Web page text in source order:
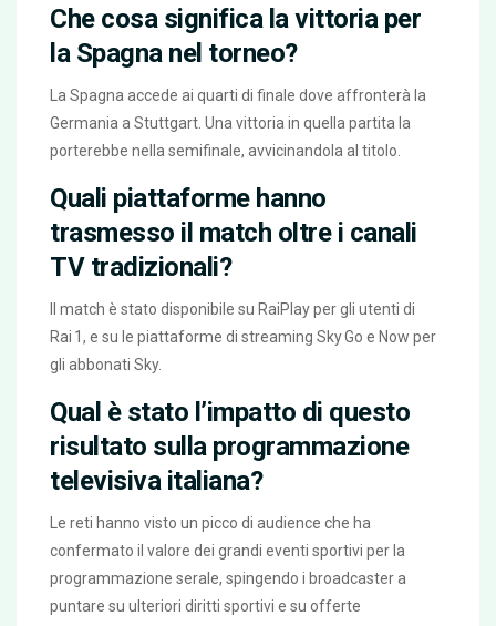
Che cosa significa la vittoria per
la Spagna nel torneo?
La Spagna accede ai quarti di finale dove affronterà la
Germania a Stuttgart. Una vittoria in quella partita la
porterebbe nella semifinale, avvicinandola al titolo.
Quali piattaforme hanno
trasmesso il match oltre i canali
TV tradizionali?
Il match è stato disponibile su RaiPlayper gli utenti di
Rai 1, e su le piattaforme di streaming Sky Go e Now per
gli abbonati Sky.
Qual è stato l’impatto di questo
risultato sulla programmazione
televisiva italiana?
Le reti hanno visto un picco di audience che ha
confermato il valore dei grandi eventi sportivi per la
programmazione serale, spingendo i broadcaster a
puntare su ulteriori diritti sportivi e su offerte